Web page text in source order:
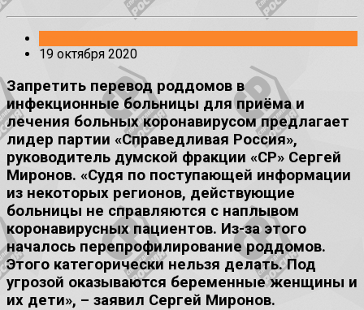
19 октября 2020
Запретить перевод роддомов в
инфекционные больницы для приёма и
лечения больных коронавирусом предлагает
лидер партии «Справедливая Россия»,
руководитель думской фракции «СР» Сергей
Миронов. «Судя по поступающей информации
из некоторых регионов, действующие
больницы не справляются с наплывом
коронавирусных пациентов. Из-за этого
началось перепрофилирование роддомов.
Этого категорически нельзя делать. Под
угрозой оказываются беременные женщины и
их дети», – заявил Сергей Миронов.